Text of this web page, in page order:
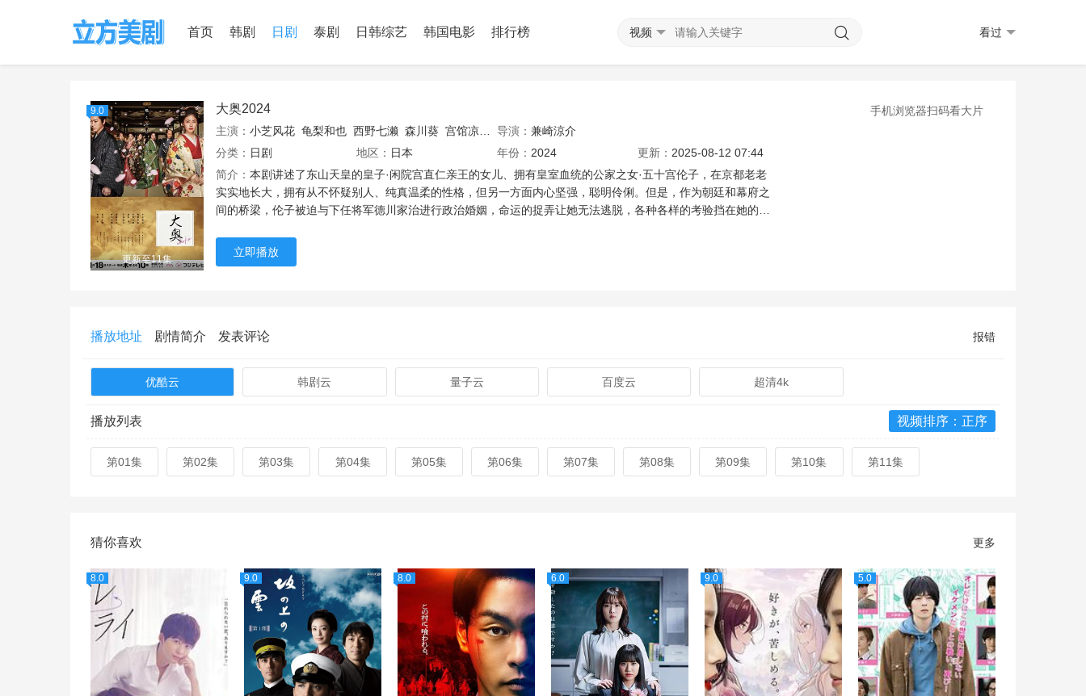
首页 韩剧 日剧 泰剧 日韩综艺 韩国电影 排行榜 视频 看过
9.0
更新至11集
大奥2024
主演： 小芝风花 龟梨和也 西野七濑 森川葵 宫馆凉太 栗山千明 高桥克典
导演： 兼崎涼介
分类： 日剧 地区： 日本 年份： 2024 更新： 2025-08-12 07:44
简介： 本剧讲述了东山天皇的皇子·闲院宫直仁亲王的女儿、拥有皇室血统的公家之女·五十宫伦子，在京都老老
实实地长大，拥有从不怀疑别人、纯真温柔的性格，但另一方面内心坚强，聪明伶俐。但是，作为朝廷和幕府之
间的桥梁，伦子被迫与下任将军德川家治进行政治婚姻，命运的捉弄让她无法逃脱，各种各样的考验挡在她的面
立即播放
手机浏览器扫码看大片
播放地址 剧情简介 发表评论 报错
优酷云 韩剧云 量子云 百度云 超清4k
播放列表 视频排序：正序
第01集 第02集 第03集 第04集 第05集 第06集 第07集 第08集 第09集 第10集 第11集
猜你喜欢 更多
8.0 9.0 8.0 6.0 9.0 5.0